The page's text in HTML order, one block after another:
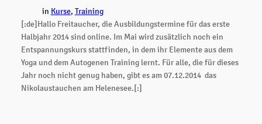
in Kurse, Training
[:de]Hallo Freitaucher, die Ausbildungstermine für das erste
Halbjahr 2014 sind online. Im Mai wird zusätzlich noch ein
Entspannungskurs stattfinden, in dem ihr Elemente aus dem
Yoga und dem Autogenen Training lernt. Für alle, die für dieses
Jahr noch nicht genug haben, gibt es am 07.12.2014 das
Nikolaustauchen am Helenesee.[:]